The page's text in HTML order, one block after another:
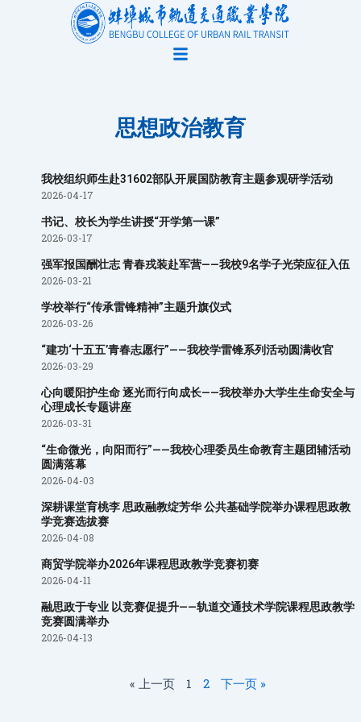
思想政治教育
我校组织师生赴31602部队开展国防教育主题参观研学活动
2026-04-17
书记、校长为学生讲授“开学第一课”
2026-03-17
强军报国酬壮志 青春戎装赴军营——我校9名学子光荣应征入伍
2026-03-21
学校举行“传承雷锋精神”主题升旗仪式
2026-03-26
“建功‘十五五’青春志愿行”——我校学雷锋系列活动圆满收官
2026-03-29
心向暖阳护生命 逐光而行向成长——我校举办大学生生命安全与
心理成长专题讲座
2026-03-31
“生命微光，向阳而行”——我校心理委员生命教育主题团辅活动
圆满落幕
2026-04-03
深耕课堂育桃李 思政融教绽芳华 公共基础学院举办课程思政教
学竞赛选拔赛
2026-04-08
商贸学院举办2026年课程思政教学竞赛初赛
2026-04-11
融思政于专业 以竞赛促提升——轨道交通技术学院课程思政教学
竞赛圆满举办
2026-04-13
« 上一页
Page
1
Page
2 下一页 »